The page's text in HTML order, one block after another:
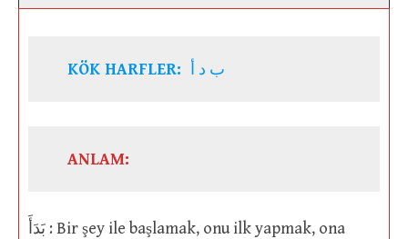
KÖK HARFLER: ب د أ
ANLAM:
بَدَأَ : Bir şey ile başlamak, onu ilk yapmak, ona